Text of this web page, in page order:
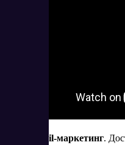
Email-маркетинг.